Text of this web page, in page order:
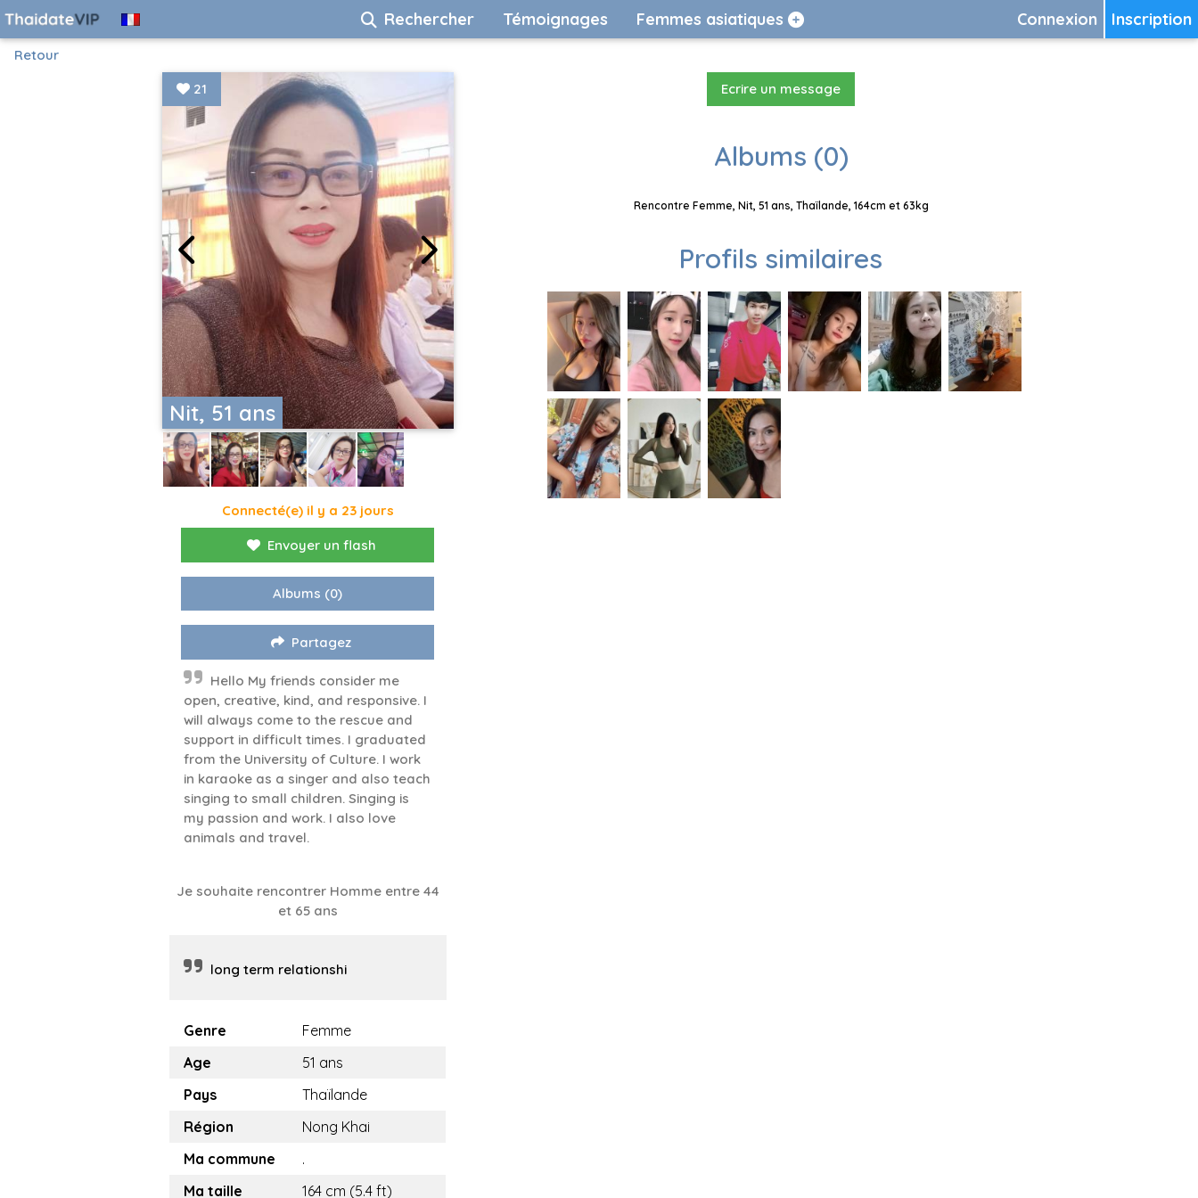
Inscription
Connexion
Rechercher Témoignages Femmes asiatiques
Retour
Nit, 51 ans
21
Connecté(e) il y a 23 jours
Envoyer un flash
Albums (0)
Partagez
Hello My friends consider me
open, creative, kind, and responsive. I
will always come to the rescue and
support in difficult times. I graduated
from the University of Culture. I work
in karaoke as a singer and also teach
singing to small children. Singing is
my passion and work. I also love
animals and travel.
Je souhaite rencontrer Homme entre 44
et 65 ans
long term relationshi
Genre
Femme
Age
51 ans
Pays
Thaïlande
Région
Nong Khai
Ma commune
.
Ma taille
164 cm (5.4 ft)
Ecrire un message
Albums (0)
Rencontre Femme, Nit, 51 ans, Thaïlande, 164cm et 63kg
Profils similaires